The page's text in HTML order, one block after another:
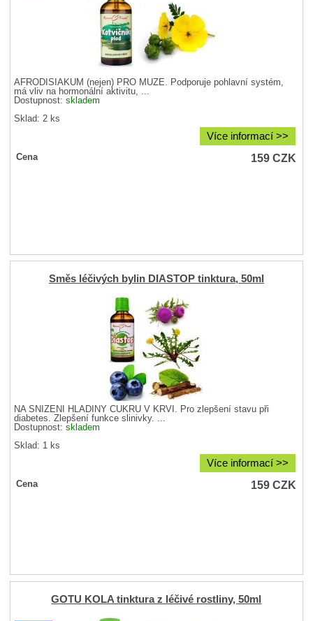
AFRODISIAKUM (nejen) PRO MUŽE. Podporuje pohlavní systém,
má vliv na hormonální aktivitu, ...
Dostupnost:skladem
Sklad: 2 ks
Více informací >>
Cena 159CZK
Směs léčivých bylin DIASTOP tinktura, 50ml
NA SNÍŽENÍ HLADINY CUKRU V KRVI. Pro zlepšení stavu při
diabetes. Zlepšení funkce slinivky. ...
Dostupnost:skladem
Sklad: 1 ks
Více informací >>
Cena 159CZK
GOTU KOLA tinktura z léčivé rostliny, 50ml